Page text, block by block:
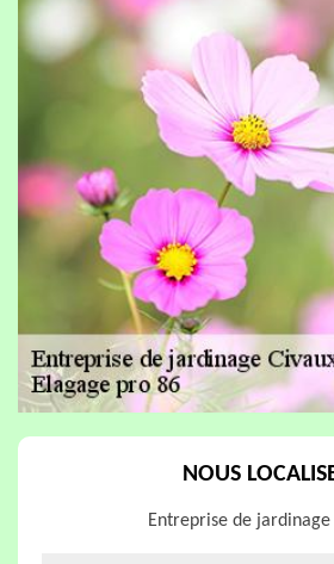
NOUS
Entreprise de jardinage